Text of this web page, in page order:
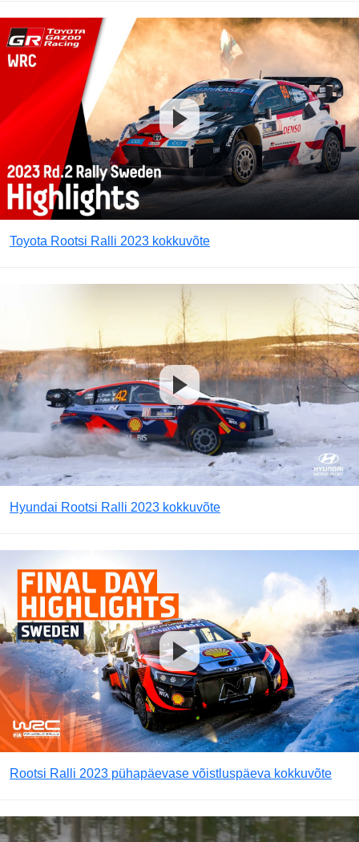
Toyota Rootsi Ralli 2023 kokkuvõte
Hyundai Rootsi Ralli 2023 kokkuvõte
Rootsi Ralli 2023 pühapäevase võistluspäeva kokkuvõte